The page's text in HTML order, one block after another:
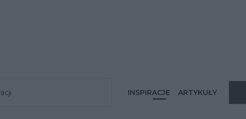
INSPIRACJE ARTYKUŁY